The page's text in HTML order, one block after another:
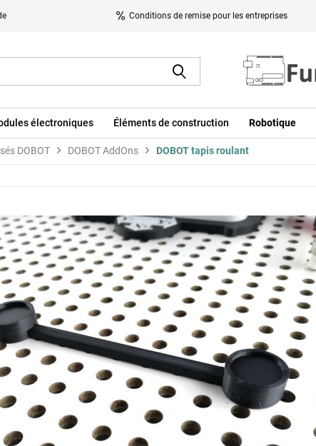
Conditions de remise pour les entreprises
électroniques Éléments de construction Robotique
DOBOT DOBOT AddOns DOBOT tapis roulant